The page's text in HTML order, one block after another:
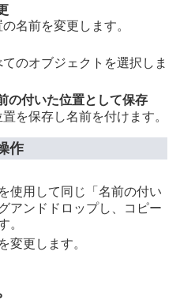
名前を変更します。
のオブジェクトを選択しま
の付いた位置として保存
を保存し名前を付けます。
作
を使用して同じ「名前の付い
アンドドロップし、コピー
更します。